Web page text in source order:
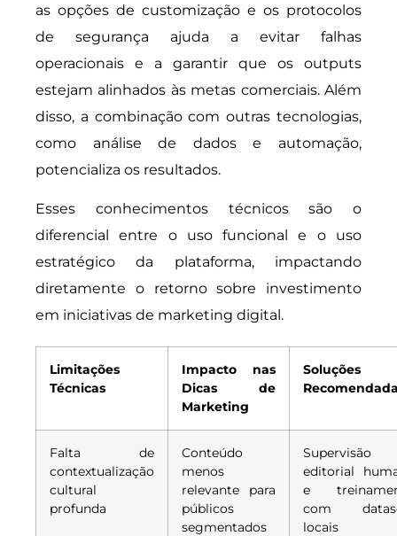
as opções de customização e os protocolos
de segurança ajuda a evitar falhas
operacionais e a garantir que os outputs
estejam alinhados às metas comerciais. Além
disso, a combinação com outras tecnologias,
como análise de dados e automação,
potencializa os resultados.
Esses conhecimentos técnicos são o
diferencial entre o uso funcional e o uso
estratégico da plataforma, impactando
diretamente o retorno sobre investimento
em iniciativas de marketing digital.
Limitações
Técnicas
Impacto nas
Dicas de
Marketing
Soluções
Falta de
contextualização
cultural
profunda
Conteúdo
menos
relevante para
públicos
segmentados
Supervisão
editorial
e
com
locais